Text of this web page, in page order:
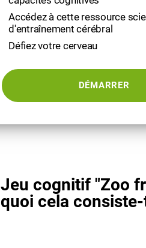
Accédez à cette ressource
d'entraînement cérébral
Défiez votre cerveau
DÉMARRER
Jeu cognitif "Zoo
quoi cela